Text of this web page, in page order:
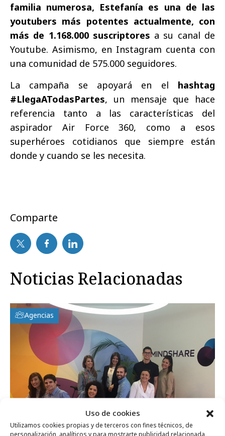
Uso de cookies
Utilizamos cookies propias y de terceros con fines técnicos, de
personalización, analíticos y para mostrarte publicidad relacionada
familia numerosa, Estefanía es una de las
youtubers más potentes actualmente, con
más de 1.168.000 suscriptores a su canal de
Youtube. Asimismo, en Instagram cuenta con
una comunidad de 575.000 seguidores.
La campaña se apoyará en el hashtag
#LlegaATodasPartes, un mensaje que hace
referencia tanto a las características del
aspirador Air Force 360, como a esos
superhéroes cotidianos que siempre están
donde y cuando se les necesita.
Comparte
Noticias Relacionadas
Agencias